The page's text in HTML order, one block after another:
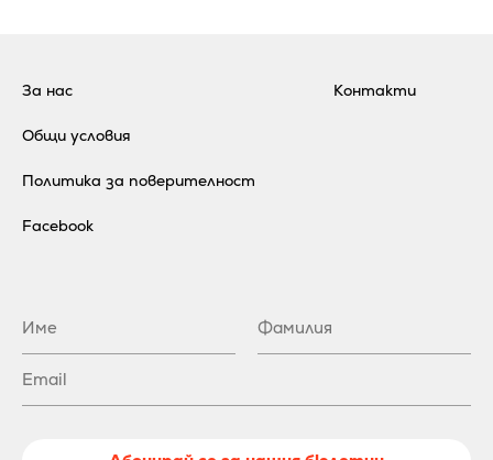
За нас
Общи условия
Политика за поверителност
Контакти
Facebook